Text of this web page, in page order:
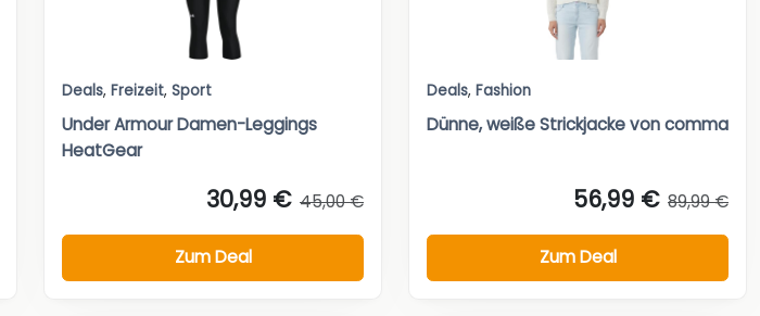
Deals, Freizeit, Sport
Under Armour Damen-Leggings
HeatGear
30,99 € 45,00 €
Zum Deal
Deals, Fashion
Dünne, weiße Strickjacke von comma
56,99 € 89,99 €
Zum Deal